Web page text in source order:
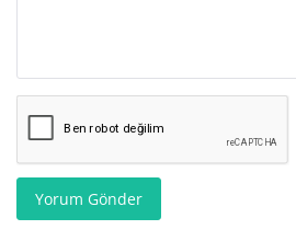
Yorum Gönder